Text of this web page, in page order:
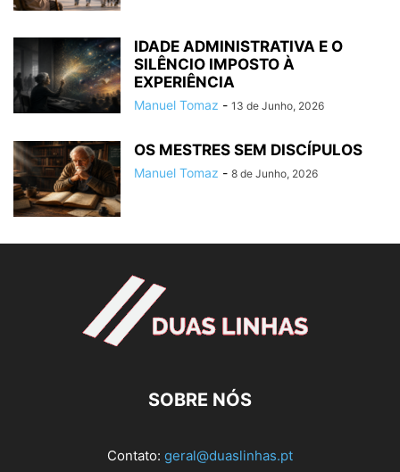
IDADE ADMINISTRATIVA E O
SILÊNCIO IMPOSTO À
EXPERIÊNCIA
Manuel Tomaz - 13 de Junho, 2026
OS MESTRES SEM DISCÍPULOS
Manuel Tomaz - 8 de Junho, 2026
SOBRE NÓS
Contato: geral@duaslinhas.pt